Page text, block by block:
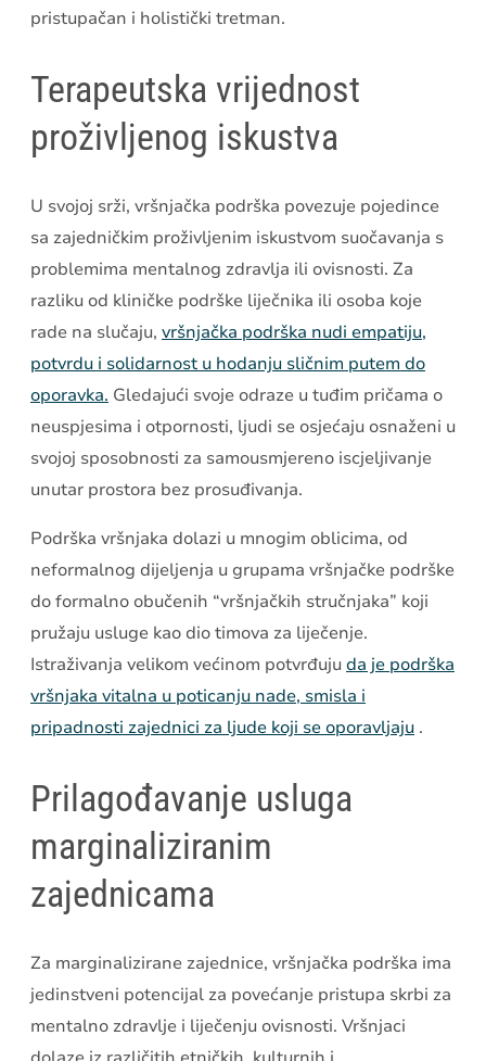
pristupačan i holistički tretman.
Terapeutska vrijednost
proživljenog iskustva
U svojoj srži, vršnjačka podrška povezuje pojedince
sa zajedničkim proživljenim iskustvom suočavanja s
problemima mentalnog zdravlja ili ovisnosti. Za
razliku od kliničke podrške liječnika ili osoba koje
rade na slučaju, vršnjačka podrška nudi empatiju,
potvrdu i solidarnost u hodanju sličnim putem do
oporavka. Gledajući svoje odraze u tuđim pričama o
neuspjesima i otpornosti, ljudi se osjećaju osnaženi u
svojoj sposobnosti za samousmjereno iscjeljivanje
unutar prostora bez prosuđivanja.
Podrška vršnjaka dolazi u mnogim oblicima, od
neformalnog dijeljenja u grupama vršnjačke podrške
do formalno obučenih “vršnjačkih stručnjaka” koji
pružaju usluge kao dio timova za liječenje.
Istraživanja velikom većinom potvrđuju da je podrška
vršnjaka vitalna u poticanju nade, smisla i
pripadnosti zajednici za ljude koji se oporavljaju .
Prilagođavanje usluga
marginaliziranim
zajednicama
Za marginalizirane zajednice, vršnjačka podrška ima
jedinstveni potencijal za povećanje pristupa skrbi za
mentalno zdravlje i liječenju ovisnosti. Vršnjaci